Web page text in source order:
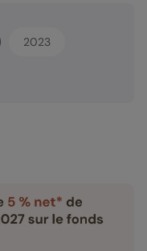
2023